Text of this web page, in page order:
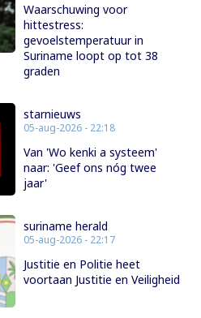
Waarschuwing voor
hittestress:
gevoelstemperatuur in
Suriname loopt op tot 38
graden
starnieuws
05-aug-2026 - 22:18
Van 'Wo kenki a systeem'
naar: 'Geef ons nóg twee
jaar'
suriname herald
05-aug-2026 - 22:17
Justitie en Politie heet
voortaan Justitie en Veiligheid